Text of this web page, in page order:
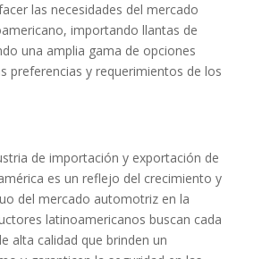
las necesidades del mercado
importando llantas de
una amplia gama de opciones
preferencias y requerimientos de los
de importación y exportación de
es un reflejo del crecimiento y
del mercado automotriz en la
latinoamericanos buscan cada
alta calidad que brinden un